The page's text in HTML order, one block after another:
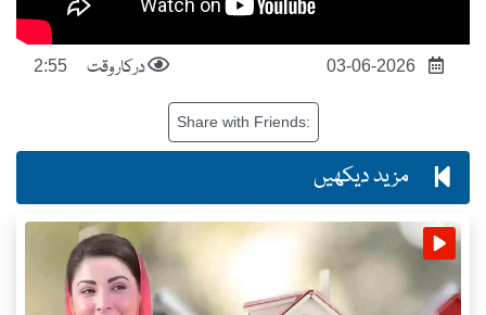
03-06-2026 درکار وقت 2:55
Share with Friends:
مزید دیکھیں